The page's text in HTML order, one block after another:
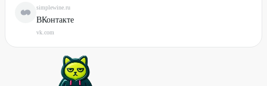
simplewine.ru
ВКонтакте
vk.com